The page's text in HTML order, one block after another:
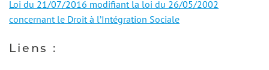
Loi du 21/07/2016 modifiant la loi du 26/05/2002
concernant le Droit à l’Intégration Sociale
Liens :